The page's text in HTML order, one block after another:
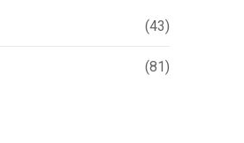
(43)
(81)